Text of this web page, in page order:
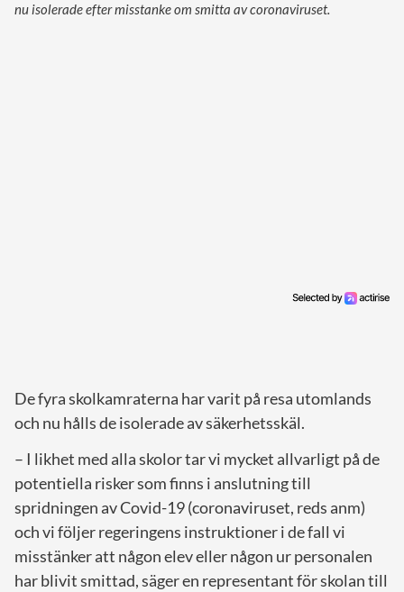
nu isolerade efter misstanke om smitta av coronaviruset.
De fyra skolkamraterna har varit på resa utomlands
och nu hålls de isolerade av säkerhetsskäl.
– I likhet med alla skolor tar vi mycket allvarligt på de
potentiella risker som finns i anslutning till
spridningen av Covid-19 (coronaviruset, reds anm)
och vi följer regeringens instruktioner i de fall vi
misstänker att någon elev eller någon ur personalen
har blivit smittad, säger en representant för skolan till